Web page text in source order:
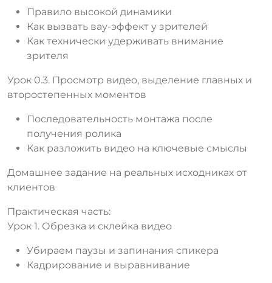
Правило высокой динамики
Как вызвать вау-эффект у зрителей
Как технически удерживать внимание
зрителя
Урок 0.3. Просмотр видео, выделение главных и
второстепенных моментов
Последовательность монтажа после
получения ролика
Как разложить видео на ключевые смыслы
Домашнее задание на реальных исходниках от
клиентов
Практическая часть:
Урок 1. Обрезка и склейка видео
Убираем паузы и запинания спикера
Кадрирование и выравнивание